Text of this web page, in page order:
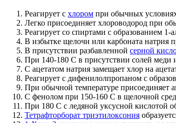
Реагирует с хлором при обычных
Легко присоединяет хлороводород при
Реагирует со спиртами с образованием 1-
В избытке щелочи или карбоната натрия
В присутствии разбавленной серной
При 140-180 С в присутствии солей меди
С ацетатом натрия замещает хлор на
Реагирует с дифенилолпропаном с
При обычной температуре присоединяет
С фенолом при 150-160 С в щелочной
При 180 С с ледяной уксусной кислотой
Тетрафторборат триэтилоксония